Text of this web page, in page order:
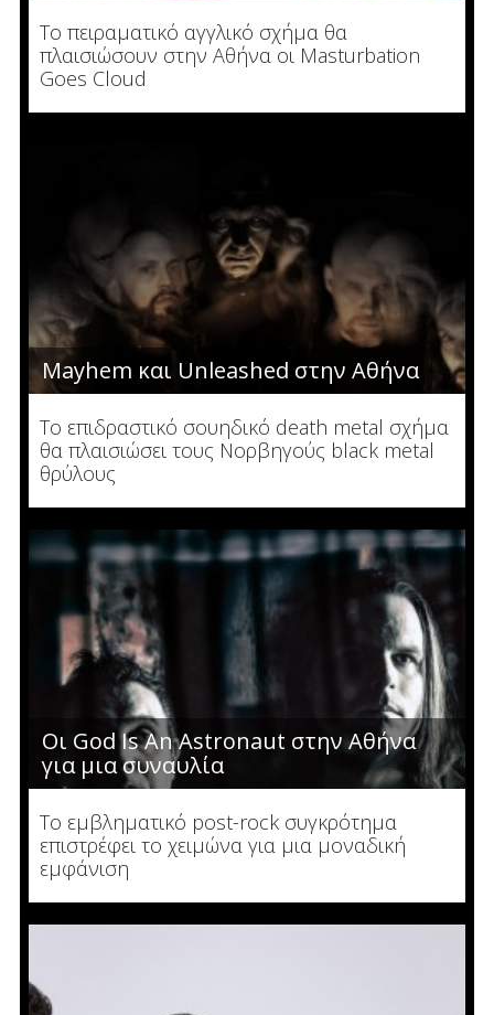
Το πειραματικό αγγλικό σχήμα θα
πλαισιώσουν στην Αθήνα οι Masturbation
Goes Cloud
Mayhem και Unleashed στην Αθήνα
Το επιδραστικό σουηδικό death metal σχήμα
θα πλαισιώσει τους Νορβηγούς black metal
θρύλους
Οι God Is An Astronaut στην Αθήνα
για μια συναυλία
Το εμβληματικό post-rock συγκρότημα
επιστρέφει το χειμώνα για μια μοναδική
εμφάνιση